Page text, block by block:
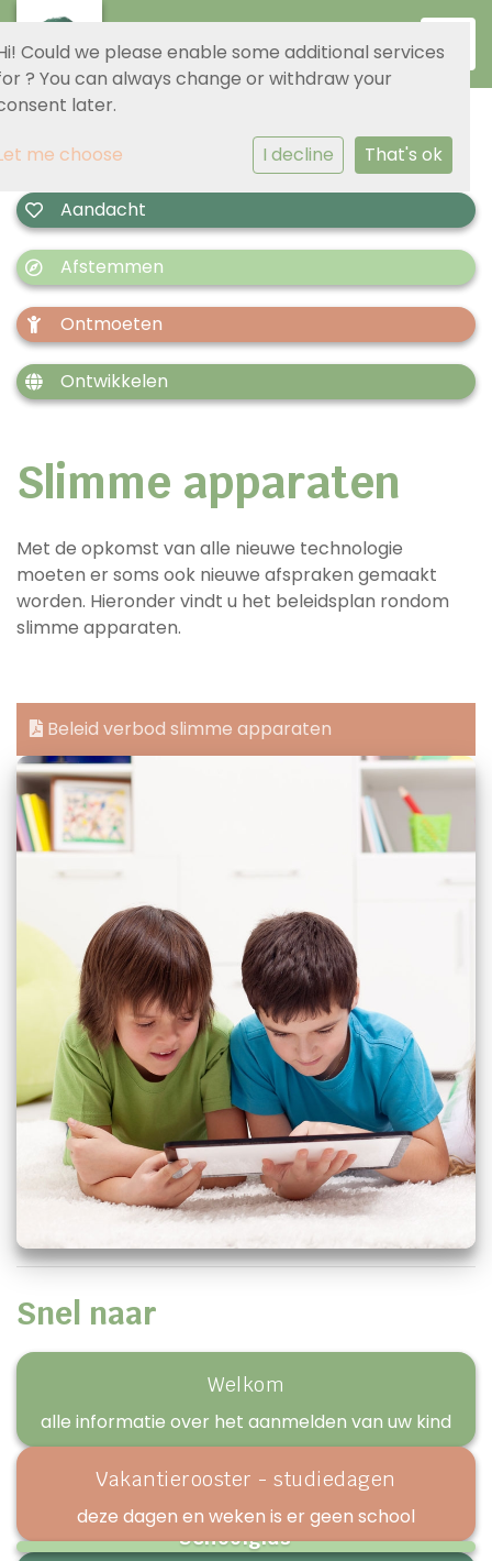
Aandacht
Afstemmen
Ontmoeten
Ontwikkelen
Slimme apparaten
Met de opkomst van alle nieuwe technologie
moeten er soms ook nieuwe afspraken gemaakt
worden. Hieronder vindt u het beleidsplan rondom
slimme apparaten.
Beleid verbod slimme apparaten
Snel naar
Welkom
alle informatie over het aanmelden van uw kind
Vakantierooster - studiedagen
deze dagen en weken is er geen school
Schoolgids
Could we please enable some additional services
? You can always change or withdraw your
later.
me choose
I decline That's ok